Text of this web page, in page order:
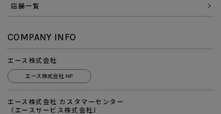
店舗一覧
COMPANY INFO
エース株式会社
エース株式会社 HP
エース株式会社 カスタマーセンター
（エースサービス株式会社）